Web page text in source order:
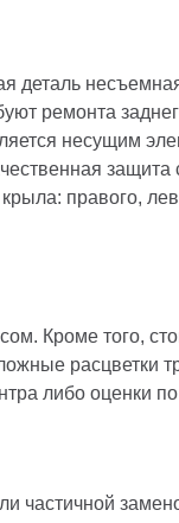
деталь
ремонта
несущим
правого,
Кроме того,
расцветки
либо оценки
частичной